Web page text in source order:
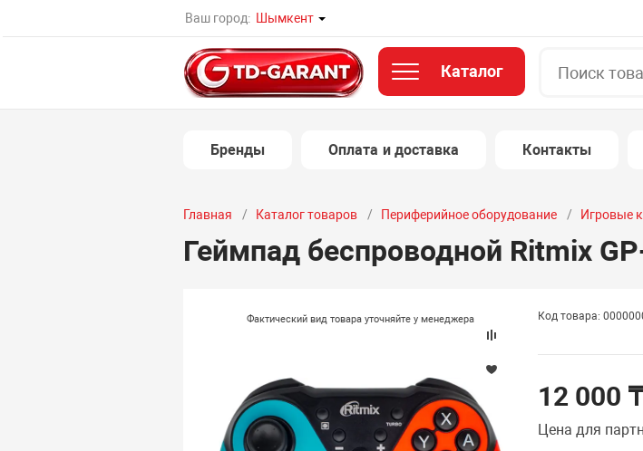
Ваш город: Шымкент
Каталог
Бренды Оплата и доставка Контакты
Главная Каталог товаров Периферийное оборудование Игровые
Геймпад беспроводной Ritmix
Фактический вид товара уточняйте у менеджера Код товара:
12 000
Цена для